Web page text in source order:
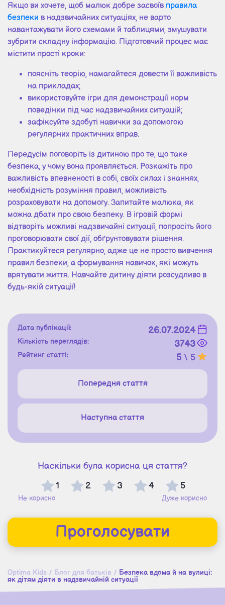
Якщо ви хочете, щоб малюк добре засвоїв правила
безпеки в надзвичайних ситуаціях, не варто
навантажувати його схемами й таблицями, змушувати
зубрити складну інформацію. Підготовчий процес має
містити прості кроки:
поясніть теорію, намагайтеся довести її важливість
на прикладах;
використовуйте ігри для демонстрації норм
поведінки під час надзвичайних ситуацій;
зафіксуйте здобуті навички за допомогою
регулярних практичних вправ.
Передусім поговоріть із дитиною про те, що таке
безпека, у чому вона проявляється. Розкажіть про
важливість впевненості в собі, своїх силах і знаннях,
необхідність розуміння правил, можливість
розраховувати на допомогу. Запитайте малюка, як
можна дбати про свою безпеку. В ігровій формі
відтворіть можливі надзвичайні ситуації, попросіть його
проговорювати свої дії, обґрунтовувати рішення.
Практикуйтеся регулярно, адже це не просто вивчення
правил безпеки, а формування навичок, які можуть
врятувати життя. Навчайте дитину діяти розсудливо в
будь-якій ситуації!
Дата публікації: 26.07.2024
Кількість переглядів: 3743
Рейтинг статті: 5 \ 5
Попередня стаття
Наступна стаття
Наскільки була корисна ця стаття?
1
2 3 4 5
Не корисно Дуже корисно
Проголосувати
Optima Kids / Блог для батьків / Безпека вдома й на вулиці:
як дітям діяти в надзвичайній ситуації